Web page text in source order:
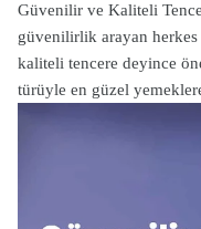
Güvenilir ve Kaliteli
güvenilirlik arayan
kaliteli tencere deyince
türüyle en güzel